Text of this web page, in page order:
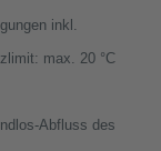
inkl.
max. 20 °C
Abfluss des